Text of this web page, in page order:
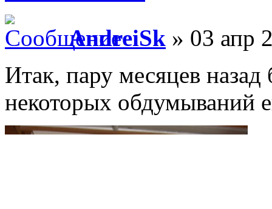
AndreiSk » 03 апр
Итак, пару месяцев
некоторых обдумываний